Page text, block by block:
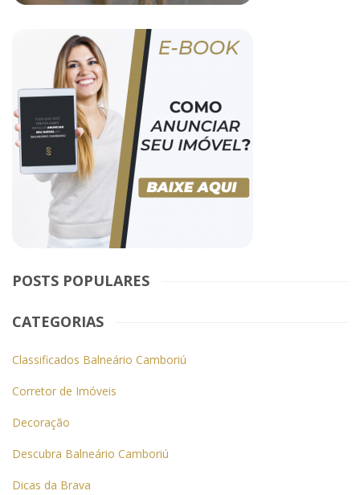
POSTS POPULARES
CATEGORIAS
Classificados Balneário Camboriú
Corretor de Imóveis
Decoração
Descubra Balneário Camboriú
Dicas da Brava